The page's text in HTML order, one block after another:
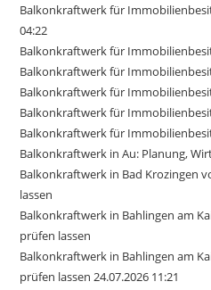
Balkonkraftwerk für
04:22
Balkonkraftwerk für
Balkonkraftwerk für
Balkonkraftwerk für
Balkonkraftwerk für
Balkonkraftwerk für
Balkonkraftwerk in Au: Planung,
Balkonkraftwerk in Bad Krozingen
lassen
Balkonkraftwerk in Bahlingen am
prüfen lassen
Balkonkraftwerk in Bahlingen am
prüfen lassen 24.07.2026 11:21